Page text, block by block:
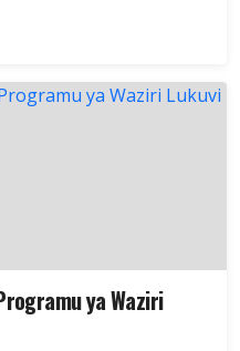
ya Waziri